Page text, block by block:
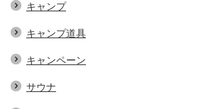
キャンプ
キャンプ道具
キャンペーン
サウナ